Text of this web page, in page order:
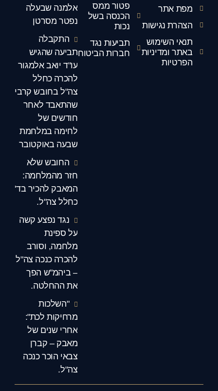
אלמנה שבעלה
נפטר מסרטן
התקבלה
תביעה שהגיש
עו"ד יואב אלמגור
להכרה כחלל
צה"ל בחובש קרבי
שהתאבד לאחר
חודשים של
לחימה במלחמת
שבעה באוקטובר
החובש שלא
חזר מהמלחמה:
המאבק להכיר בד'
כחלל צה"ל.
נגד נפצע קשה
על ספינת
מלחמה, וסורב
להכרה כנכה צה"ל
– ביהמ"ש הפך
את ההחלטה.
"השלכות
מרחיקות לכת":
אחרי שנים של
מאבק – קברן
צבאי הוכר כנכה
צה"ל.
פטור ממס
הכנסה בשל
נכות
תביעות נגד
חברות הביטוח
מפת אתר
הצהרת נגישות
תנאי השימוש
באתר ומדיניות
הפרטיות